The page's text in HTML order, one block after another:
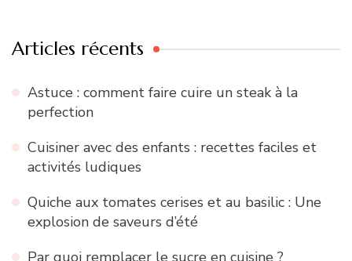
Articles récents
Astuce : comment faire cuire un steak à la
perfection
Cuisiner avec des enfants : recettes faciles et
activités ludiques
Quiche aux tomates cerises et au basilic : Une
explosion de saveurs d’été
Par quoi remplacer le sucre en cuisine ?